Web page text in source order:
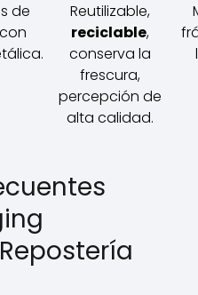
de
Reutilizable,
reciclable,
conserva la
frescura,
percepción de
alta calidad.